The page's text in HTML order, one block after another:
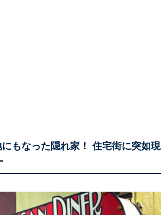
もなった隠れ家！ 住宅街に突如現